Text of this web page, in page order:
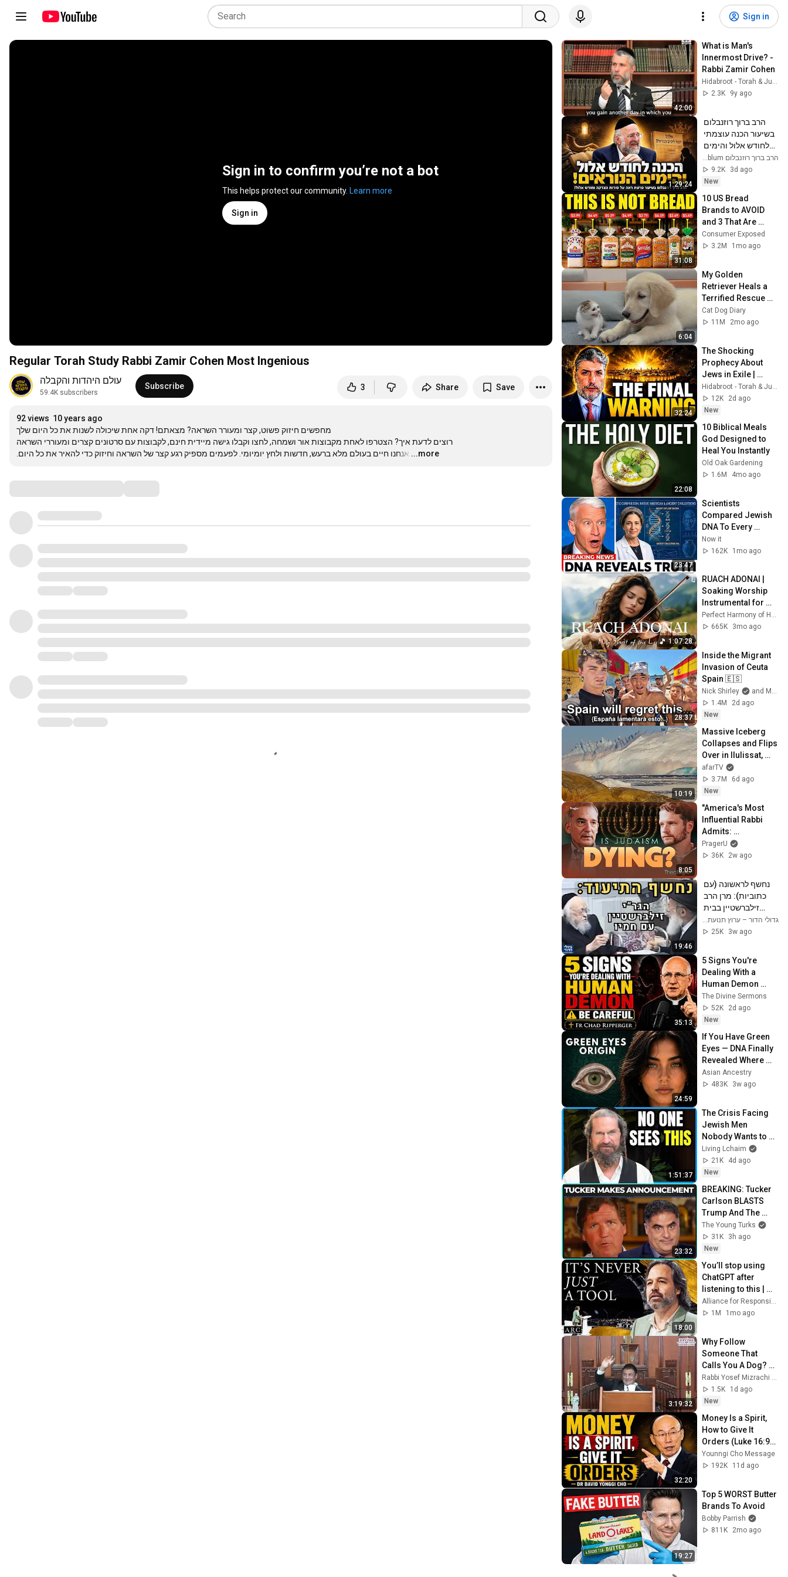
Sign in
Sign in to confirm you’re not a bot
This helps protect our community. Learn more
Sign in
Regular Torah Study Rabbi Zamir Cohen Most Ingenious
עולם היהדות והקבלה
59.4K subscribers
Subscribe 3 Share Save
92 views 10 years ago
מחפשים חיזוק פשוט, קצר ומעורר השראה? מצאתם! דקה אחת שיכולה לשנות את כל היום שלך
רוצים לדעת איך? הצטרפו לאחת מקבוצות אור ושמחה, לחצו וקבלו גישה מיידית חינם, לקבוצות עם סרטונים קצרים ומעוררי השראה
אנחנו חיים בעולם מלא ברעש, חדשות ולחץ יומיומי. לפעמים מספיק רגע קצר של השראה וחיזוק כדי להאיר את כל היום. …
...more
42:00
What is Man's
Innermost Drive? -
Rabbi Zamir Cohen
Hidabroot - Torah & Judaism
2.3K
9y ago
1:29:24
הנוראים !!הרב ברוך רוזנבלום Rabbi Baruch Rosenblum
9.2K
3d ago
New
31:08
10 US Bread
Brands to AVOID
and 3 That Are
Actually Safe
Consumer Exposed
3.2M
1mo ago
6:04
My Golden
Retriever Heals a
Terrified Rescue
Kitten in Just 3
Meetings!
Cat Dog Diary
11M
2mo ago
32:24
The Shocking
Prophecy About
Jews in Exile |
Rabbi Tovia Singer
- Living Inspired
Hidabroot - Torah & Judaism and Parsha Inspired
12K
2d ago
New
22:08
10 Biblical Meals
God Designed to
Heal You Instantly
Old Oak Gardening
1.6M
4mo ago
23:47
Scientists
Compared Jewish
DNA To Every
Ancient Civilization
— Only One
Now it
162K
1mo ago
1:07:28
RUACH ADONAI |
Soaking Worship
Instrumental for
Prayer
Perfect Harmony of Heaven
665K
3mo ago
28:37
Inside the Migrant
Invasion of Ceuta
Spain 🇪🇸
Nick Shirley
and Mansilla
1.4M
2d ago
New
10:19
Massive Iceberg
Collapses and Flips
Over in Ilulissat,
Greenland | Full
Event in 4K! (July
25, 2026)
afarTV
3.7M
6d ago
New
8:05
"America's Most
Influential Rabbi
Admits:
Conservative
Judaism Is Dying —
PragerU
36K
2w ago
19:46
כתוביות): מרן הרב
זילברשטיין בבית
אלישיב זצ"ל | פסקי
גדולי הדור – ערוץ תנועת דגל התורה | Gedolei Hador
25K
3w ago
35:13
5 Signs You're
Dealing With a
Human Demon
(RUN!!!)- Fr Chad
Ripperger
The Divine Sermons
52K
2d ago
New
24:59
If You Have Green
Eyes — DNA Finally
Revealed Where
They Really Come
From
Asian Ancestry
483K
3w ago
1:51:37
The Crisis Facing
Jewish Men
Nobody Wants to
Talk About
Living Lchaim
21K
4d ago
New
23:32
BREAKING: Tucker
Carlson BLASTS
Trump And The
Uniparty
The Young Turks
31K
3h ago
New
18:00
You’ll stop using
ChatGPT after
listening to this |
Jonathan Pageau
[ARC 2026]
Alliance for Responsible Citizenship and Jonathan Pageau
1M
1mo ago
3:19:32
Why Follow
Someone That
Calls You A Dog?
(Current Events)
Amazing Topics
1.5K
1d ago
New
32:20
Money Is a Spirit,
How to Give It
Orders (Luke 16:9) -
Dr David Yonggi
Cho
Younngi Cho Message
192K
11d ago
19:27
Top 5 WORST Butter
Brands To Avoid
Bobby Parrish
811K
2mo ago